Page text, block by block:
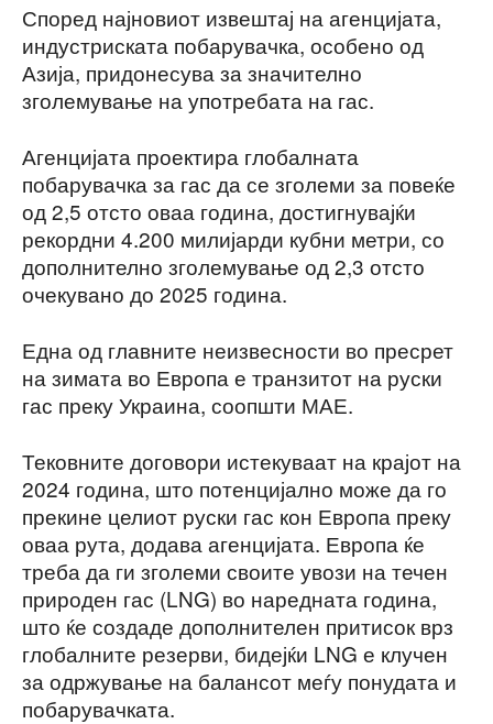
Според најновиот извештај на агенцијата,
индустриската побарувачка, особено од
Азија, придонесува за значително
зголемување на употребата на гас.
Агенцијата проектира глобалната
побарувачка за гас да се зголеми за повеќе
од 2,5 отсто оваа година, достигнувајќи
рекордни 4.200 милијарди кубни метри, со
дополнително зголемување од 2,3 отсто
очекувано до 2025 година.
Една од главните неизвесности во пресрет
на зимата во Европа е транзитот на руски
гас преку Украина, соопшти МАЕ.
Тековните договори истекуваат на крајот на
2024 година, што потенцијално може да го
прекине целиот руски гас кон Европа преку
оваа рута, додава агенцијата. Европа ќе
треба да ги зголеми своите увози на течен
природен гас (LNG) во наредната година,
што ќе создаде дополнителен притисок врз
глобалните резерви, бидејќи LNG е клучен
за одржување на балансот меѓу понудата и
побарувачката.